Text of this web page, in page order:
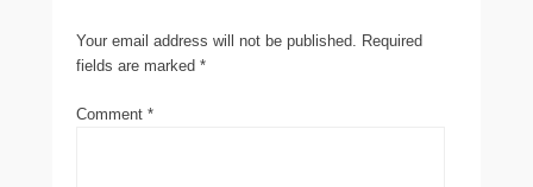
Your email address will not be published. Required
fields are marked *
Comment *